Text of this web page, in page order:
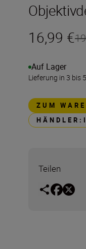
16,99 €
Auf Lager
Lieferung in 3 bis
ZUM
Teilen